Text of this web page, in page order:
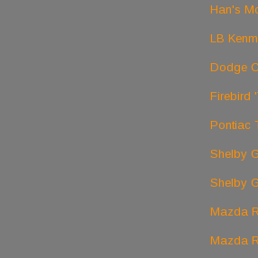
Han's
LB
Dodge
Firebird
Pontiac
Shelby
Shelby
Mazda
Mazda